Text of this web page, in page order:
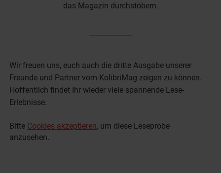
das Magazin durchstöbern.
Wir freuen uns, euch auch die dritte Ausgabe unserer
Freunde und Partner vom KolibriMag zeigen zu können.
Hoffentlich findet Ihr wieder viele spannende Lese-
Erlebnisse.
Bitte Cookies akzeptieren, um diese Leseprobe
anzusehen.